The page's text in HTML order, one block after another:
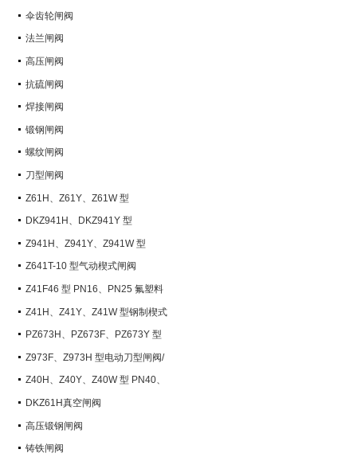
伞齿轮闸阀
法兰闸阀
高压闸阀
抗硫闸阀
焊接闸阀
锻钢闸阀
螺纹闸阀
刀型闸阀
Z61H、Z61Y、Z61W 型
PN100~PN160 承插焊楔式闸阀
DKZ941H、DKZ941Y 型
PN10~PN100 钢制真空闸阀
Z941H、Z941Y、Z941W 型
PN100~PN200 钢制电动楔式闸阀
Z641T-10 型气动楔式闸阀
Z41F46 型 PN16、PN25 氟塑料
衬里楔式闸阀
Z41H、Z41Y、Z41W 型钢制楔式
闸阀PZ673H、PZ673F、PZ673Y 型
气动刀型闸阀/刀闸阀
Z973F、Z973H 型电动刀型闸阀/
刀闸阀
Z40H、Z40Y、Z40W 型 PN40、
PN63 钢制楔式闸阀
DKZ61H真空闸阀
高压锻钢闸阀
铸铁闸阀